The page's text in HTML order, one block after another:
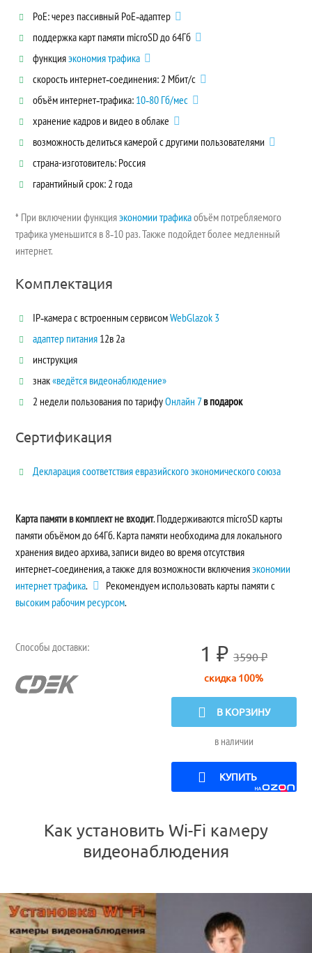
PoE: через пассивный PoE‑адаптер
поддержка карт памяти microSD до 64Гб
функцияэкономия трафика
скорость интернет‑соединения: 2 Мбит/с
объём интернет‑трафика: 10‑80 Гб/мес
хранение кадров и видео в облаке
возможность делиться камерой с другими пользователями
страна-изготовитель: Россия
гарантийный срок: 2 года
* При включении функцияэкономии трафикаобъём потребляемого
трафика уменьшится в 8‑10 раз. Также подойдет более медленный
интернет.
Комплектация
IP‑камера с встроенным сервисомWebGlazok 3
адаптер питания 12в 2а
инструкция
знак«ведётся видеонаблюдение»
2 недели пользования по тарифуОнлайн 7в подарок
Сертификация
Декларация соответствия евразийского экономического союза
Карта памяти в комплект не входит. Поддерживаются microSD карты
памяти объёмом до 64Гб. Карта памяти необходима для локального
хранения видео архива, записи видео во время отсутствия
интернет‑соединения, а также для возможности включенияэкономии
интернет трафика.
Рекомендуем использовать карты памяти с
высоким рабочим ресурсом.
Способы доставки: 1 ₽ 3590 ₽
скидка 100%
В КОРЗИНУ
в наличии
КУПИТЬ
Как установить Wi-Fi камеру
видеонаблюдения